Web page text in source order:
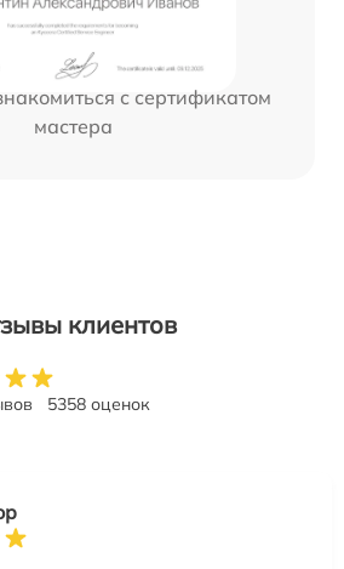
с сертификатом
мастера
клиентов
5358 оценок